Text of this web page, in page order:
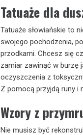
Tatuaże dla
Tatuaże słowiańskie to
swojego pochodzenia,
przodkami. Chcesz się
zamiar zawinąć w burzę
oczyszczenia z
Z pomocą przyjdą runy i
Wzory z
Nie musisz być